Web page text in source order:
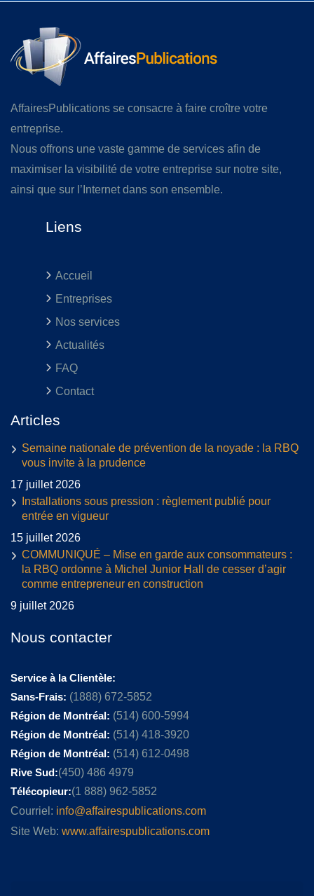
AffairesPublications se consacre à faire croître votre
entreprise.
Nous offrons une vaste gamme de services afin de
maximiser la visibilité de votre entreprise sur notre site,
ainsi que sur l’Internet dans son ensemble.
Liens
Accueil
Entreprises
Nos services
Actualités
FAQ
Contact
Articles
Semaine nationale de prévention de la noyade : la RBQ
vous invite à la prudence
17 juillet 2026
Installations sous pression : règlement publié pour
entrée en vigueur
15 juillet 2026
COMMUNIQUÉ – Mise en garde aux consommateurs :
la RBQ ordonne à Michel Junior Hall de cesser d’agir
comme entrepreneur en construction
9 juillet 2026
Nous contacter
Service à la Clientèle:
Sans-Frais: (1888) 672-5852
Région de Montréal: (514) 600-5994
Région de Montréal: (514) 418-3920
Région de Montréal: (514) 612-0498
Rive Sud:(450) 486 4979
Télécopieur:(1 888) 962-5852
Courriel: info@affairespublications.com
Site Web: www.affairespublications.com